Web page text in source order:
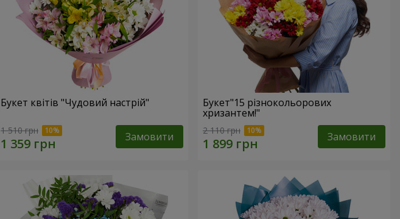
Букет квітів "Чудовий настрій"
1 510 грн Замовити
Букет"15 різнокольорових
хризантем!"
2 110 грн Замовити